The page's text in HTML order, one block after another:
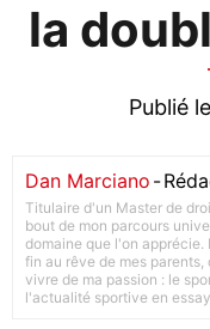
la
Publié
Dan Marciano -
Titulaire d'un Master de
bout de mon parcours
domaine que l'on
fin au rêve de mes
vivre de ma passion : le
l'actualité sportive en